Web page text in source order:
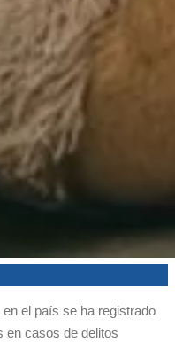
el país se ha registrado
en casos de delitos